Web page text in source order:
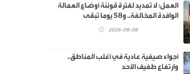
العمل: لا تمديد لفترة قوننة أوضاع العمالة
الوافدة المخالفة.. و58 يوما تبقى
2026-08-08
أجواء صيفية عادية في أغلب المناطق..
وارتفاع طفيف الأحد